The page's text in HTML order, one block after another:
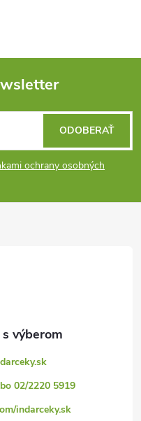
ochrany osobných
ODOBERAŤ
02/2220 5919
indarceky.sk